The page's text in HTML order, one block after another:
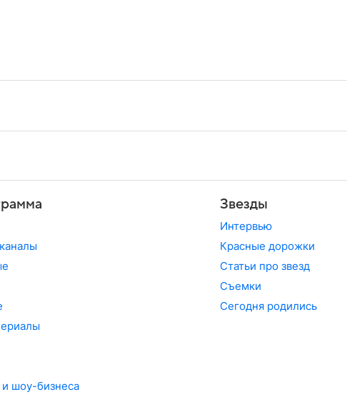
шоу-бизнеса
Звезды
Интервью
Красные дорожки
Статьи про звезд
Съемки
Сегодня родились